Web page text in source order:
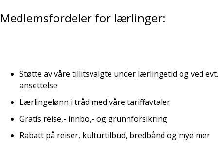
Medlemsfordeler for lærlinger:
Støtte av våre tillitsvalgte under lærlingetid og ved evt.
ansettelse
Lærlingelønn i tråd med våre tariffavtaler
Gratis reise,- innbo,- og grunnforsikring
Rabatt på reiser, kulturtilbud, bredbånd og mye mer